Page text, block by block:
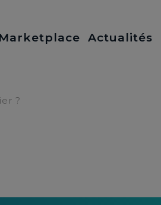
Marketplace Actualités
?